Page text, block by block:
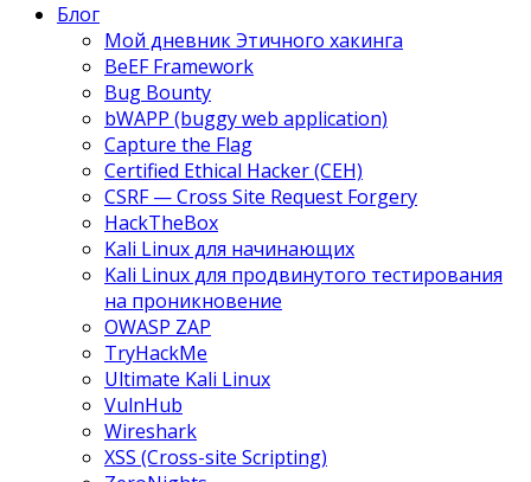
Блог
Мой дневник Этичного хакинга
BeEF Framework
Bug Bounty
bWAPP (buggy web application)
Capture the Flag
Certified Ethical Hacker (CEH)
CSRF — Cross Site Request Forgery
HackTheBox
Kali Linux для начинающих
Kali Linux для продвинутого тестирования
на проникновение
OWASP ZAP
TryHackMe
Ultimate Kali Linux
VulnHub
Wireshark
XSS (Cross-site Scripting)